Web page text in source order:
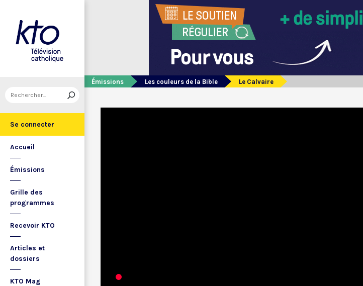
Se connecter
Accueil
Émissions
Grille des
programmes
Recevoir KTO
Articles et
dossiers
KTO Mag
Émissions Les couleurs de la Bible Le Calvaire